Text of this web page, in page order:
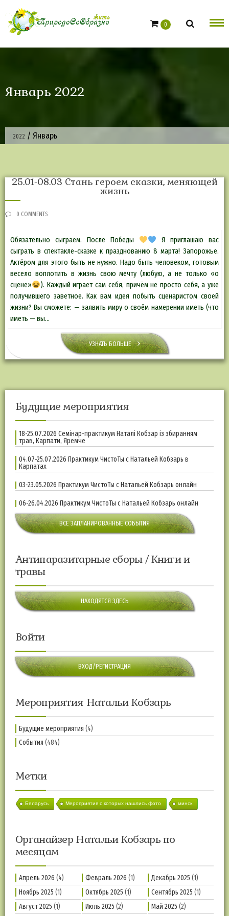
content
0
Январь 2022
2022 / Январь
25.01-08.03 Стань героем сказки, меняющей
жизнь
0 COMMENTS
Обязательно сыграем. После Победы
Я приглашаю вас
сыграть в спектакле-сказке к празднованию 8 марта! Запорожье.
Актёром для этого быть не нужно. Надо быть человеком, готовым
весело воплотить в жизнь свою мечту (любую, а не только «о
сцене»
). Каждый играет сам себя, причём не просто себя, а уже
получившего заветное. Как вам идея побыть сценаристом своей
жизни? Вы сможете: — заявить миру о своём намерении иметь (что
иметь — вы…
УЗНАТЬ БОЛЬШЕ
Будущие мероприятия
18-25.07.2026 Семінар-практикум Наталі Кобзар із збиранням
трав, Карпати, Яремче
04.07-25.07.2026 Практикум ЧистоТы с Натальей Кобзарь в
Карпатах
03-23.05.2026 Практикум ЧистоТы с Натальей Кобзарь онлайн
06-26.04.2026 Практикум ЧистоТы с Натальей Кобзарь онлайн
ВСЕ ЗАПЛАНИРОВАННЫЕ СОБЫТИЯ
Антипаразитарные сборы / Книги и
травы
НАХОДЯТСЯ ЗДЕСЬ
Войти
ВХОД/РЕГИСТРАЦИЯ
Мероприятия Натальи Кобзарь
Будущие мероприятия (4)
События (484)
Метки
Беларусь Мероприятия с которых нашлись фото минск
Органайзер Натальи Кобзарь по
месяцам
Апрель 2026 (4) Февраль 2026 (1) Декабрь 2025 (1)
Ноябрь 2025 (1) Октябрь 2025 (1) Сентябрь 2025 (1)
Август 2025 (1) Июль 2025 (2) Май 2025 (2)